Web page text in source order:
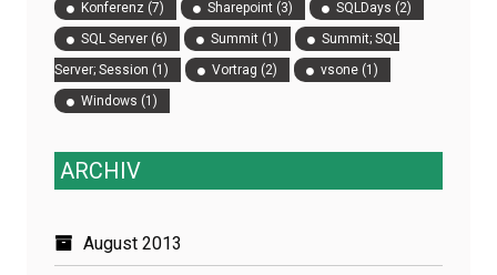
Konferenz (7) Sharepoint (3) SQLDays (2)
SQL Server (6) Summit (1)
Summit; SQL
Server; Session (1) Vortrag (2) vsone (1)
Windows (1)
ARCHIV
August 2013